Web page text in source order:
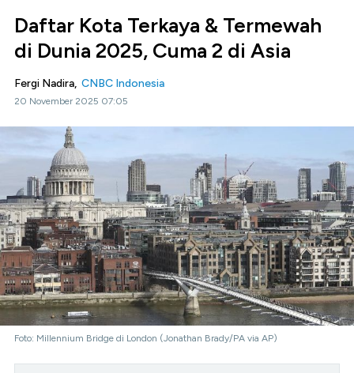
Daftar Kota Terkaya & Termewah
di Dunia 2025, Cuma 2 di Asia
Fergi Nadira, CNBC Indonesia
20 November 2025 07:05
Foto: Millennium Bridge di London (Jonathan Brady/PA via AP)